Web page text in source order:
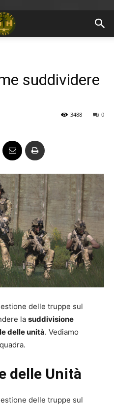
suddividere
0
3488
delle truppe sul
la suddivisione
delle unità. Vediamo
delle Unità
delle truppe sul